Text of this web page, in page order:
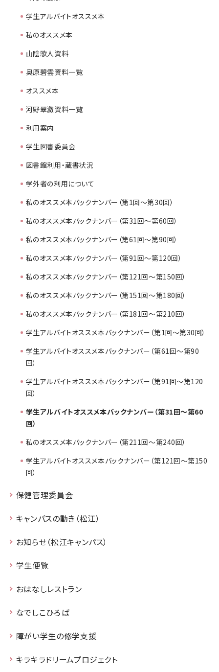
学生アルバイトオススメ本
私のオススメ本
山陰歌人資料
奥原碧雲資料一覧
オススメ本
河野翠瀲資料一覧
利用案内
学生図書委員会
図書館利用・蔵書状況
学外者の利用について
私のオススメ本バックナンバー（第1回～第30回）
私のオススメ本バックナンバー（第31回～第60回）
私のオススメ本バックナンバー（第61回～第90回）
私のオススメ本バックナンバー（第91回～第120回）
私のオススメ本バックナンバー（第121回～第150回）
私のオススメ本バックナンバー（第151回～第180回）
私のオススメ本バックナンバー（第181回～第210回）
学生アルバイトオススメ本バックナンバー（第1回～第30回）
学生アルバイトオススメ本バックナンバー（第61回～第90
回）
学生アルバイトオススメ本バックナンバー（第91回～第120
回）
学生アルバイトオススメ本バックナンバー（第31回～第60
回）
私のオススメ本バックナンバー（第211回～第240回）
学生アルバイトオススメ本バックナンバー（第121回～第150
回）
保健管理委員会
キャンパスの動き（松江）
お知らせ（松江キャンパス）
学生便覧
おはなしレストラン
なでしこひろば
障がい学生の修学支援
キラキラドリームプロジェクト